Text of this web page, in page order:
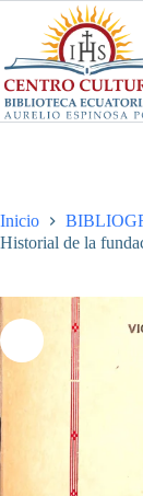
contenido
Inicio
Historial de la